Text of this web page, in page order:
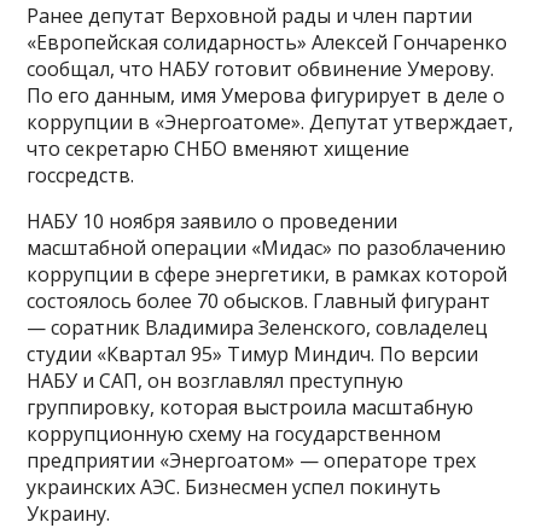
Ранее депутат Верховной рады и член партии
«Европейская солидарность» Алексей Гончаренко
сообщал, что НАБУ готовит обвинение Умерову.
По его данным, имя Умерова фигурирует в деле о
коррупции в «Энергоатоме». Депутат утверждает,
что секретарю СНБО вменяют хищение
госсредств.
НАБУ 10 ноября заявило о проведении
масштабной операции «Мидас» по разоблачению
коррупции в сфере энергетики, в рамках которой
состоялось более 70 обысков. Главный фигурант
— соратник Владимира Зеленского, совладелец
студии «Квартал 95» Тимур Миндич. По версии
НАБУ и САП, он возглавлял преступную
группировку, которая выстроила масштабную
коррупционную схему на государственном
предприятии «Энергоатом» — операторе трех
украинских АЭС. Бизнесмен успел покинуть
Украину.